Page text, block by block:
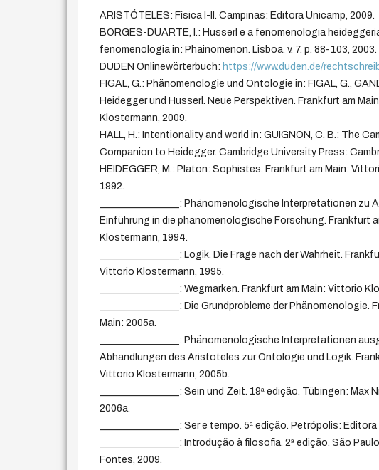
ARISTÓTELES: Física I-II. Campinas: Editora Unicamp, 2009.
BORGES-DUARTE, I.: Husserl e a fenomenologia
fenomenologia in: Phainomenon. Lisboa. v. 7. p. 88-103, 2003.
DUDEN Onlinewörterbuch: https://www.duden.de/
FIGAL, G.: Phänomenologie und Ontologie in: FIGAL, G.,
Heidegger und Husserl. Neue Perspektiven. Frankfurt am
Klostermann, 2009.
HALL, H.: Intentionality and world in: GUIGNON, C. B.: The
Companion to Heidegger. Cambridge University Press:
HEIDEGGER, M.: Platon: Sophistes. Frankfurt am Main:
1992.
________________: Phänomenologische Interpretationen zu
Einführung in die phänomenologische Forschung. Frankfurt
Klostermann, 1994.
________________: Logik. Die Frage nach der Wahrheit.
Vittorio Klostermann, 1995.
________________: Wegmarken. Frankfurt am Main: Vittorio
________________: Die Grundprobleme der Phänomenologie.
Main: 2005a.
________________: Phänomenologische Interpretationen
Abhandlungen des Aristoteles zur Ontologie und Logik.
Vittorio Klostermann, 2005b.
________________: Sein und Zeit. 19ª edição. Tübingen: Max
2006a.
________________: Ser e tempo. 5ª edição. Petrópolis:
________________: Introdução à filosofia. 2ª edição. São
Fontes, 2009.